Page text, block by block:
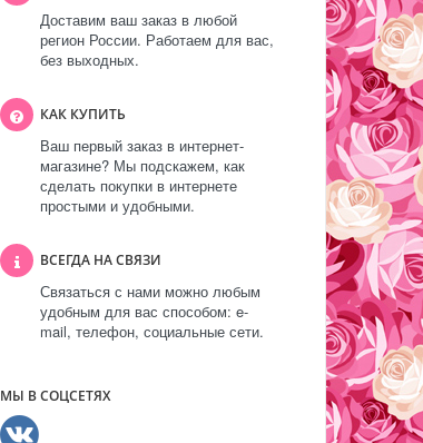
Доставим ваш заказ в любой
регион России. Работаем для вас,
без выходных.
КАК КУПИТЬ
Ваш первый заказ в интернет-
магазине? Мы подскажем, как
сделать покупки в интернете
простыми и удобными.
ВСЕГДА НА СВЯЗИ
Связаться с нами можно любым
удобным для вас способом: e-
mail, телефон, социальные сети.
МЫ В СОЦСЕТЯХ